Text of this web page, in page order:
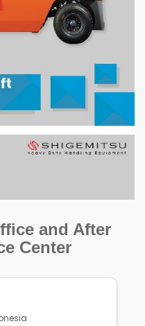
and After
Center